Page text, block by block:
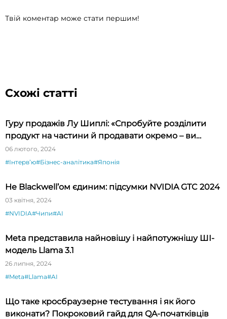
Твій коментар може стати першим!
Схожі статті
Гуру продажів Лу Шиплі: «Спробуйте розділити
продукт на частини й продавати окремо – ви
будете вражені»
06 лютого, 2024
#Інтервʼю#Бізнес-аналітика#Японія
Не Blackwell’ом єдиним: підсумки NVIDIA GTC 2024
03 квітня, 2024
#NVIDIA#Чипи#AI
Meta представила найновішу і найпотужнішу ШІ-
модель Llama 3.1
26 липня, 2024
#Meta#Llama#AI
Що таке кросбраузерне тестування і як його
виконати? Покроковий гайд для QA-початківців